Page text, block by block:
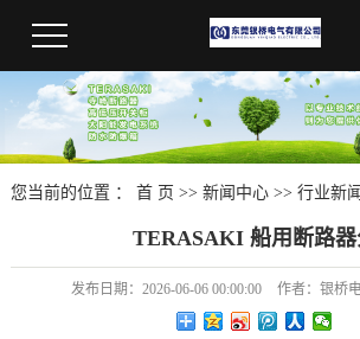
您当前的位置 ： 首 页 >> 新闻中心>> 行业新闻
TERASAKI 船用断路器
发布日期： 2026-06-06 00:00:00 作者： 银桥